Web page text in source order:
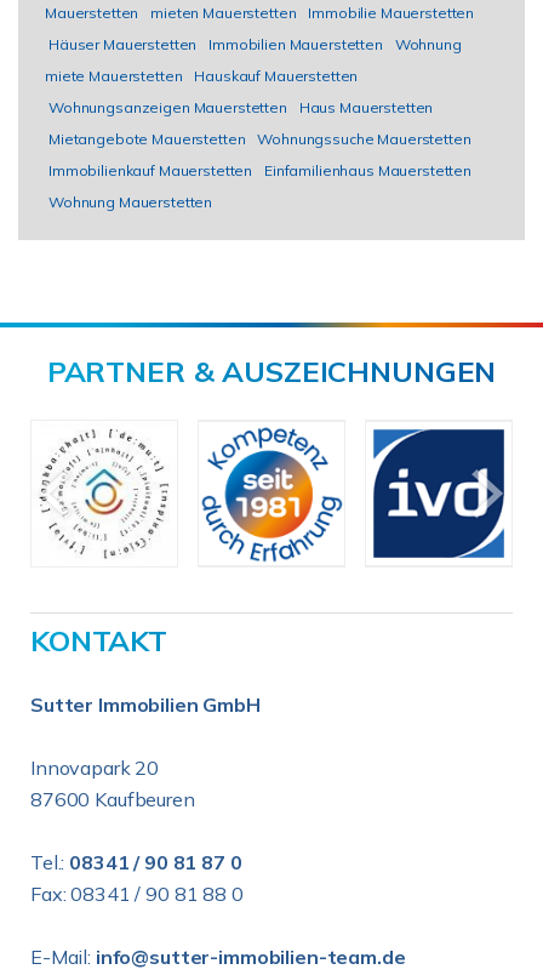
Mauerstetten
mieten Mauerstetten
Immobilie Mauerstetten
Häuser Mauerstetten
Immobilien Mauerstetten
Wohnung
miete Mauerstetten
Hauskauf Mauerstetten
Wohnungsanzeigen Mauerstetten
Haus Mauerstetten
Mietangebote Mauerstetten
Wohnungssuche Mauerstetten
Immobilienkauf Mauerstetten
Einfamilienhaus Mauerstetten
Wohnung Mauerstetten
PARTNER & AUSZEICHNUNGEN
KONTAKT
Sutter Immobilien GmbH
Innovapark 20
87600 Kaufbeuren
Tel.: 08341 / 90 81 87 0
Fax: 08341 / 90 81 88 0
E-Mail: info@sutter-immobilien-team.de